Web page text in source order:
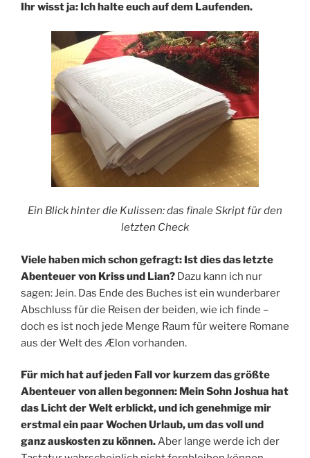
Ihr wisst ja: Ich halte euch auf dem Laufenden.
Ein Blick hinter die Kulissen: das finale Skript für den
letzten Check
Viele haben mich schon gefragt: Ist dies das letzte
Abenteuer von Kriss und Lian? Dazu kann ich nur
sagen: Jein. Das Ende des Buches ist ein wunderbarer
Abschluss für die Reisen der beiden, wie ich finde –
doch es ist noch jede Menge Raum für weitere Romane
aus der Welt des Ælon vorhanden.
Für mich hat auf jeden Fall vor kurzem das größte
Abenteuer von allen begonnen: Mein Sohn Joshua hat
das Licht der Welt erblickt, und ich genehmige mir
erstmal ein paar Wochen Urlaub, um das voll und
ganz auskosten zu können.Aber lange werde ich der